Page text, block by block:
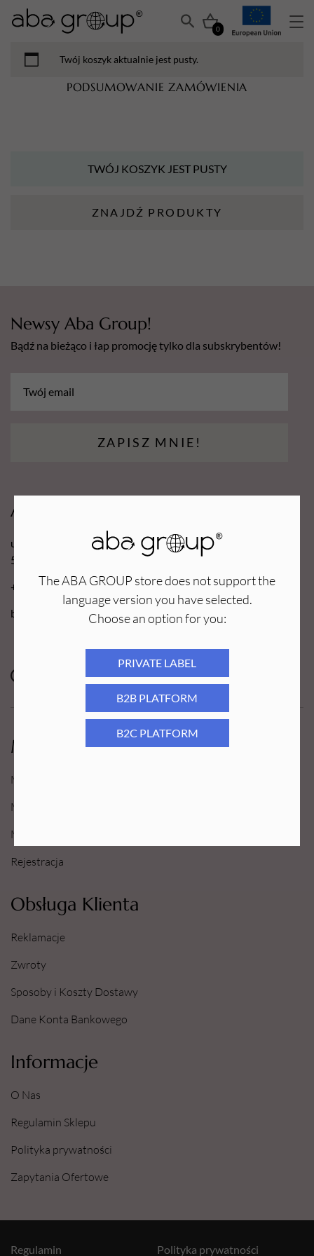
The ABA GROUP store does not support the
language version you have selected.
Choose an option for you:
PRIVATE LABEL
B2B PLATFORM
B2C PLATFORM
0
Twój koszyk aktualnie jest pusty.
PODSUMOWANIE ZAMÓWIENIA
TWÓJ KOSZYK JEST PUSTY
ZNAJDŹ PRODUKTY
Newsy Aba Group!
Bądź na bieżąco i łap promocję tylko dla subskrybentów!
ZAPISZ MNIE!
Moje Konto
Moje konto
Moje Zamówienia
Moje Ulubione
Rejestracja
Obsługa Klienta
Reklamacje
Zwroty
Sposoby i Koszty Dostawy
Dane Konta Bankowego
Informacje
O Nas
Regulamin Sklepu
Polityka prywatności
Zapytania Ofertowe
Aba Group
ul. Robotnicza 70D
53-608 Wrocław
+48 71 727 60 16
bok@e-abagroup.com
Polityka prywatności
Regulamin